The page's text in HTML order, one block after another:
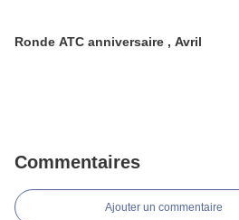
Ronde ATC anniversaire , Avril
Commentaires
Ajouter un commentaire